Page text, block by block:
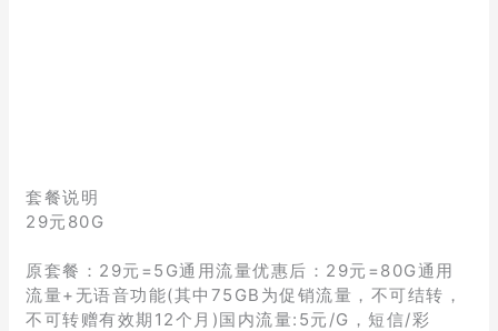
套餐说明
29元80G
原套餐：29元=5G通用流量优惠后：29元=80G通用
流量+无语音功能(其中75GB为促销流量，不可结转，
不可转赠有效期12个月)国内流量:5元/G，短信/彩